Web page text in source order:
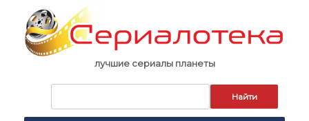
content
лучшие сериалы планеты
поиска: